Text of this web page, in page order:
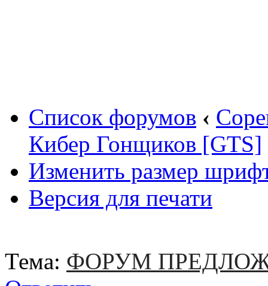
Список форумов ‹
Кибер Гонщиков [GTS]
Изменить размер
Версия для печати
Тема: ФОРУМ